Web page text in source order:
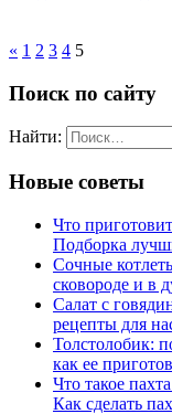
« 1 2 3 4 5
Поиск по сайту
Найти:
Новые советы
Что
Подборка
Сочные
сковороде и в
Салат с
рецепты для
Толстолобик:
как ее
Что такое
Как сделать